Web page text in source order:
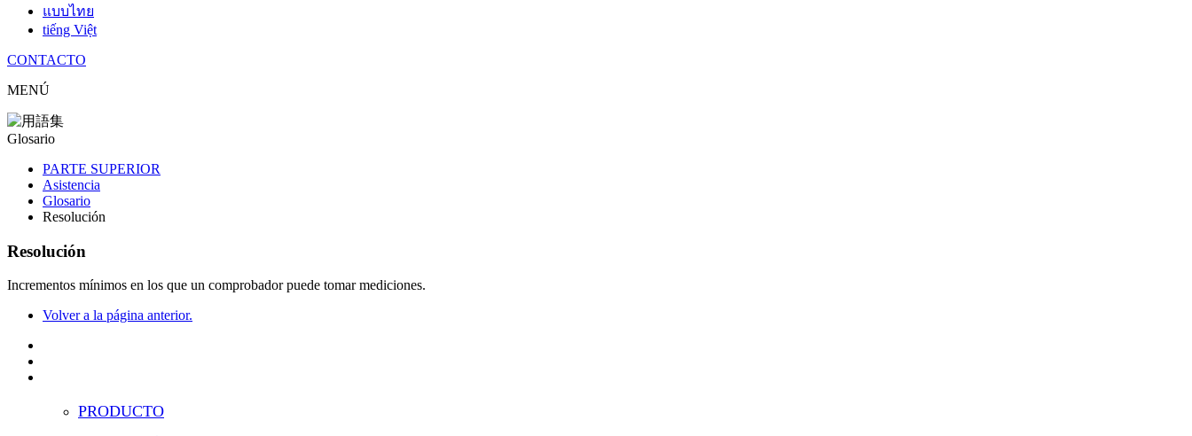
แบบไทย
tiếng Việt
CONTACTO
MENÚ
Glosario
PARTE SUPERIOR
Asistencia
Glosario
Resolución
Resolución
Incrementos mínimos en los que un comprobador puede tomar mediciones.
Volver a la página anterior.
PRODUCTO